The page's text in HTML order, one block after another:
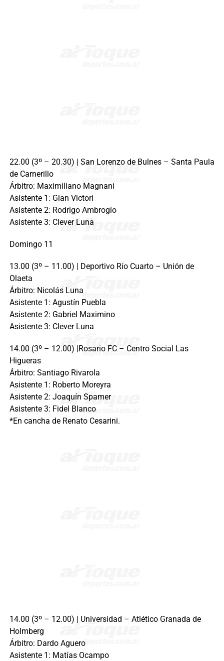
22.00 (3º – 20.30) | San Lorenzo de Bulnes – Santa Paula
de Carnerillo
Árbitro: Maximiliano Magnani
Asistente 1: Gian Victori
Asistente 2: Rodrigo Ambrogio
Asistente 3: Clever Luna
Domingo 11
13.00 (3º – 11.00) | Deportivo Río Cuarto – Unión de
Olaeta
Árbitro: Nicolás Luna
Asistente 1: Agustín Puebla
Asistente 2: Gabriel Maximino
Asistente 3: Clever Luna
14.00 (3º – 12.00) |Rosario FC – Centro Social Las
Higueras
Árbitro: Santiago Rivarola
Asistente 1: Roberto Moreyra
Asistente 2: Joaquín Spamer
Asistente 3: Fidel Blanco
*En cancha de Renato Cesarini.
14.00 (3º – 12.00) | Universidad – Atlético Granada de
Holmberg
Árbitro: Dardo Aguero
Asistente 1: Matías Ocampo